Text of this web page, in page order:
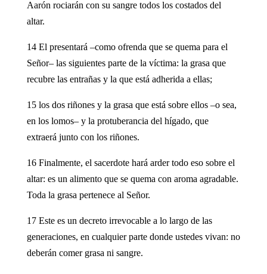
Aarón rociarán con su sangre todos los costados del
altar.
14 El presentará –como ofrenda que se quema para el
Señor– las siguientes parte de la víctima: la grasa que
recubre las entrañas y la que está adherida a ellas;
15 los dos riñones y la grasa que está sobre ellos –o sea,
en los lomos– y la protuberancia del hígado, que
extraerá junto con los riñones.
16 Finalmente, el sacerdote hará arder todo eso sobre el
altar: es un alimento que se quema con aroma agradable.
Toda la grasa pertenece al Señor.
17 Este es un decreto irrevocable a lo largo de las
generaciones, en cualquier parte donde ustedes vivan: no
deberán comer grasa ni sangre.